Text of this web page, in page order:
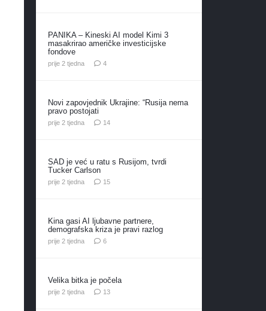
PANIKA – Kineski AI model Kimi 3
masakrirao američke investicijske
fondove
prije 2 tjedna 4komentara
Novi zapovjednik Ukrajine: “Rusija nema
pravo postojati
prije 2 tjedna 14komentara
SAD je već u ratu s Rusijom, tvrdi
Tucker Carlson
prije 2 tjedna 15komentara
Kina gasi AI ljubavne partnere,
demografska kriza je pravi razlog
prije 2 tjedna 6komentara
Velika bitka je počela
prije 2 tjedna 13komentara